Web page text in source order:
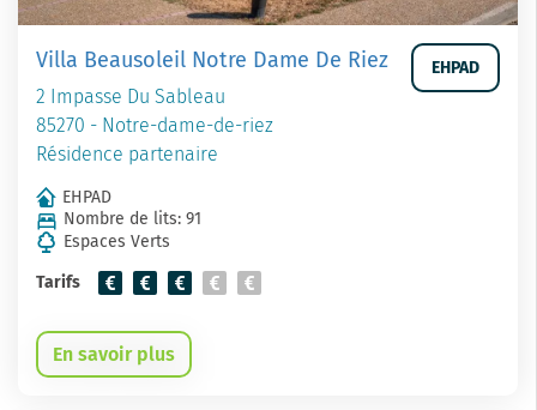
Villa Beausoleil Notre Dame De Riez
2 Impasse Du Sableau
85270 - Notre-dame-de-riez
Résidence partenaire
EHPAD
EHPAD
Nombre de lits: 91
Espaces Verts
Tarifs
En savoir plus